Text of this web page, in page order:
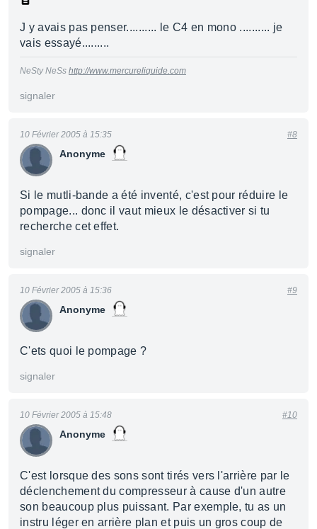
J y avais pas penser.......... le C4 en mono .......... je
vais essayé.........
NeSty NeSs http://www.mercureliquide.com
signaler
Anonyme
10 Février 2005 à 15:35 #8
Si le mutli-bande a été inventé, c'est pour réduire le
pompage... donc il vaut mieux le désactiver si tu
recherche cet effet.
signaler
Anonyme
10 Février 2005 à 15:36 #9
C'ets quoi le pompage ?
signaler
Anonyme
10 Février 2005 à 15:48 #10
C'est lorsque des sons sont tirés vers l'arrière par le
déclenchement du compresseur à cause d'un autre
son beaucoup plus puissant. Par exemple, tu as un
instru léger en arrière plan et puis un gros coup de